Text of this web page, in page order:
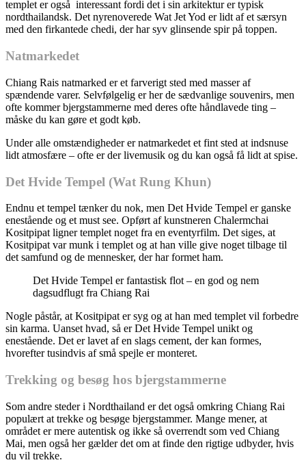
templet er også interessant fordi det i sin arkitektur er typisk
nordthailandsk. Det nyrenoverede Wat Jet Yod er lidt af et særsyn
med den firkantede chedi, der har syv glinsende spir på toppen.
Natmarkedet
Chiang Rais natmarked er et farverigt sted med masser af
spændende varer. Selvfølgelig er her de sædvanlige souvenirs, men
ofte kommer bjergstammerne med deres ofte håndlavede ting –
måske du kan gøre et godt køb.
Under alle omstændigheder er natmarkedet et fint sted at indsnuse
lidt atmosfære – ofte er der livemusik og du kan også få lidt at spise.
Det Hvide Tempel (Wat Rung Khun)
Endnu et tempel tænker du nok, men Det Hvide Tempel er ganske
enestående og et must see. Opført af kunstneren Chalermchai
Kositpipat ligner templet noget fra en eventyrfilm. Det siges, at
Kositpipat var munk i templet og at han ville give noget tilbage til
det samfund og de mennesker, der har formet ham.
Det Hvide Tempel er fantastisk flot – en god og nem
dagsudflugt fra Chiang Rai
Nogle påstår, at Kositpipat er syg og at han med templet vil forbedre
sin karma. Uanset hvad, så er Det Hvide Tempel unikt og
enestående. Det er lavet af en slags cement, der kan formes,
hvorefter tusindvis af små spejle er monteret.
Trekking og besøg hos bjergstammerne
Som andre steder i Nordthailand er det også omkring Chiang Rai
populært at trekke og besøge bjergstammer. Mange mener, at
området er mere autentisk og ikke så overrendt som ved Chiang
Mai, men også her gælder det om at finde den rigtige udbyder, hvis
du vil trekke.